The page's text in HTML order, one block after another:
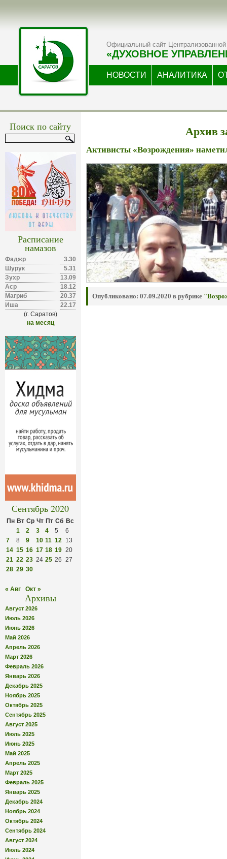
Официальный сайт Централизованной
«ДУХОВНОЕ
НОВОСТИ АНАЛИТИКА
Поиск по сайту
Расписание
намазов
Фаджр
3.30
Шурук
5.31
Зухр
13.09
Аср
18.12
Магриб
20.37
Иша
22.17
(г. Саратов)
на месяц
Сентябрь 2020
Пн Вт Ср Чт Пт Сб Вс
1
2 3 4 5
6
7
8 9 10 11 12
13
14 15 16 17 18 19 20
21 22 23 24 25 26 27
28 29 30
« Авг Окт »
Архивы
Август 2026
Июль 2026
Июнь 2026
Май 2026
Апрель 2026
Март 2026
Февраль 2026
Январь 2026
Декабрь 2025
Ноябрь 2025
Октябрь 2025
Сентябрь 2025
Август 2025
Июль 2025
Июнь 2025
Май 2025
Апрель 2025
Март 2025
Февраль 2025
Январь 2025
Декабрь 2024
Ноябрь 2024
Октябрь 2024
Сентябрь 2024
Август 2024
Июль 2024
Архив
Активисты «Возрождения»
Опубликовано: 07.09.2020 в рубрике